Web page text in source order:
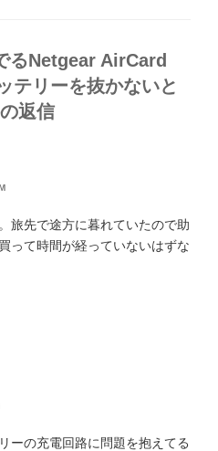
るNetgear AirCard
テリーを抜かないと
返信
旅先で途方に暮れていたので助
って時間が経っていないはずな
ーの充電回路に問題を抱えてる